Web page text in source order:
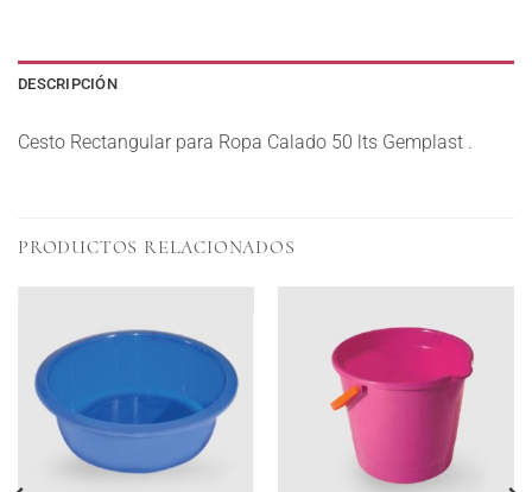
DESCRIPCIÓN
Cesto Rectangular para Ropa Calado 50 lts Gemplast .
PRODUCTOS RELACIONADOS